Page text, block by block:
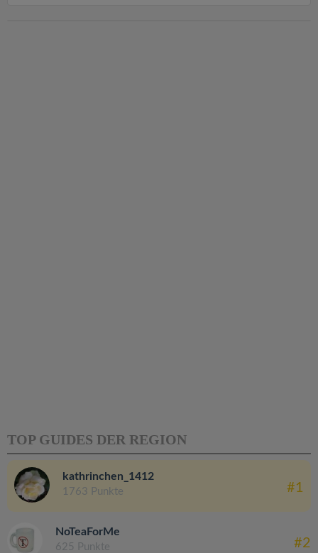
TOP GUIDES DER REGION
kathrinchen_1412
1763 Punkte #1
NoTeaForMe
625 Punkte #2